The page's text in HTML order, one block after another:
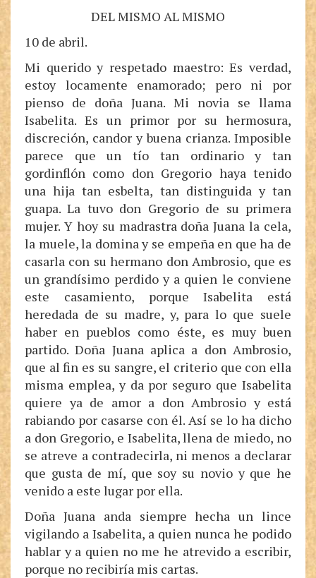
DEL MISMO AL MISMO
10 de abril.
Mi querido y respetado maestro: Es verdad,
estoy locamente enamorado; pero ni por
pienso de doña Juana. Mi novia se llama
Isabelita. Es un primor por su hermosura,
discreción, candor y buena crianza. Imposible
parece que un tío tan ordinario y tan
gordinflón como don Gregorio haya tenido
una hija tan esbelta, tan distinguida y tan
guapa. La tuvo don Gregorio de su primera
mujer. Y hoy su madrastra doña Juana la cela,
la muele, la domina y se empeña en que ha de
casarla con su hermano don Ambrosio, que es
un grandísimo perdido y a quien le conviene
este casamiento, porque Isabelita está
heredada de su madre, y, para lo que suele
haber en pueblos como éste, es muy buen
partido. Doña Juana aplica a don Ambrosio,
que al fin es su sangre, el criterio que con ella
misma emplea, y da por seguro que Isabelita
quiere ya de amor a don Ambrosio y está
rabiando por casarse con él. Así se lo ha dicho
a don Gregorio, e Isabelita, llena de miedo, no
se atreve a contradecirla, ni menos a declarar
que gusta de mí, que soy su novio y que he
venido a este lugar por ella.
Doña Juana anda siempre hecha un lince
vigilando a Isabelita, a quien nunca he podido
hablar y a quien no me he atrevido a escribir,
porque no recibiría mis cartas.